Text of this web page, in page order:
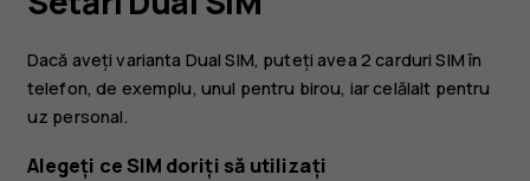
Nokia
6.2
Dacă aveți varianta Dual SIM, puteți avea 2 carduri SIM în
telefon, de exemplu, unul pentru birou, iar celălalt pentru
uz personal.
Alegeți ce SIM doriți să utilizați